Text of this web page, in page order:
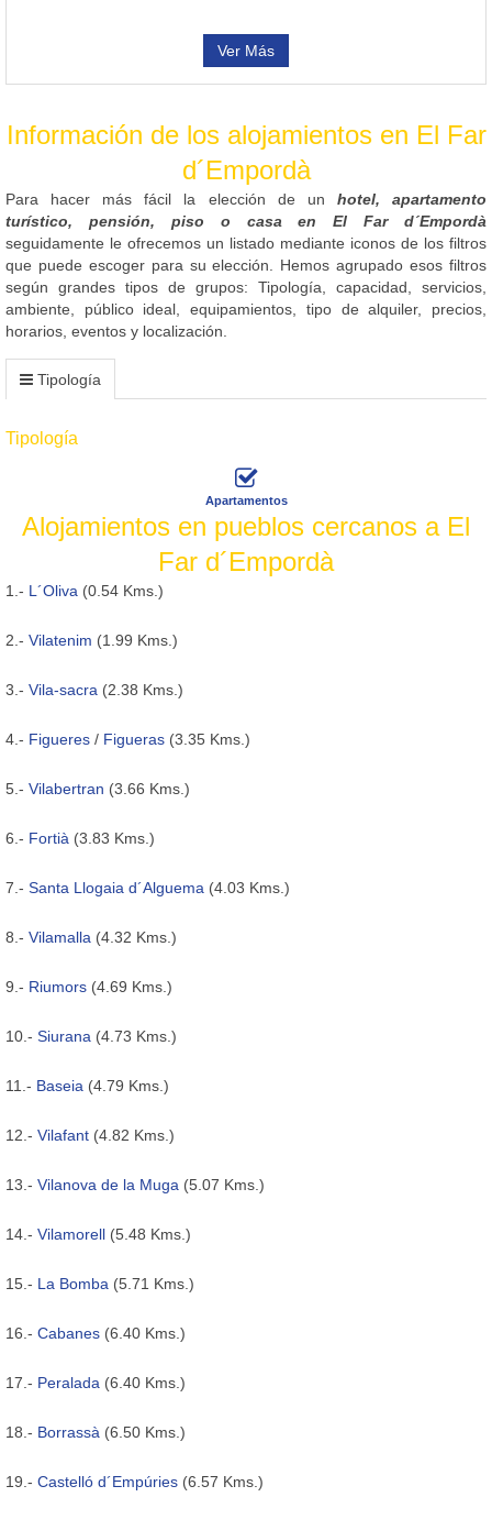
Ver Más
Información de los alojamientos en El Far
d´Empordà
Para hacer más fácil la elección de un hotel, apartamento
turístico, pensión, piso o casa en El Far d´Empordà
seguidamente le ofrecemos un listado mediante iconos de los filtros
que puede escoger para su elección. Hemos agrupado esos filtros
según grandes tipos de grupos: Tipología, capacidad, servicios,
ambiente, público ideal, equipamientos, tipo de alquiler, precios,
horarios, eventos y localización.
Tipología
Tipología
Apartamentos
Alojamientos en pueblos cercanos a El
Far d´Empordà
1.- L´Oliva (0.54 Kms.)
2.- Vilatenim (1.99 Kms.)
3.- Vila-sacra (2.38 Kms.)
4.- Figueres / Figueras (3.35 Kms.)
5.- Vilabertran (3.66 Kms.)
6.- Fortià (3.83 Kms.)
7.- Santa Llogaia d´Alguema (4.03 Kms.)
8.- Vilamalla (4.32 Kms.)
9.- Riumors (4.69 Kms.)
10.- Siurana (4.73 Kms.)
11.- Baseia (4.79 Kms.)
12.- Vilafant (4.82 Kms.)
13.- Vilanova de la Muga (5.07 Kms.)
14.- Vilamorell (5.48 Kms.)
15.- La Bomba (5.71 Kms.)
16.- Cabanes (6.40 Kms.)
17.- Peralada (6.40 Kms.)
18.- Borrassà (6.50 Kms.)
19.- Castelló d´Empúries (6.57 Kms.)